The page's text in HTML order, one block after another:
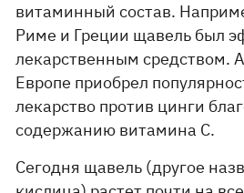
витаминный состав.
Риме и Греции щавель был
лекарственным средством.
Европе приобрел
лекарство против цинги
содержанию витамина C.
Сегодня щавель (другое